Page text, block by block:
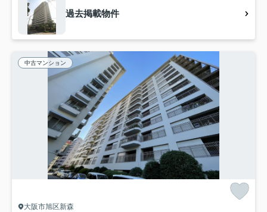
過去掲載物件
中古マンション
大阪市旭区新森